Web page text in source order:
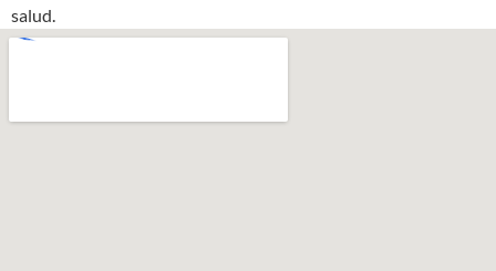
salud.